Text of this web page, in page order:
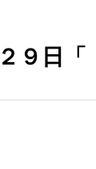
９日「